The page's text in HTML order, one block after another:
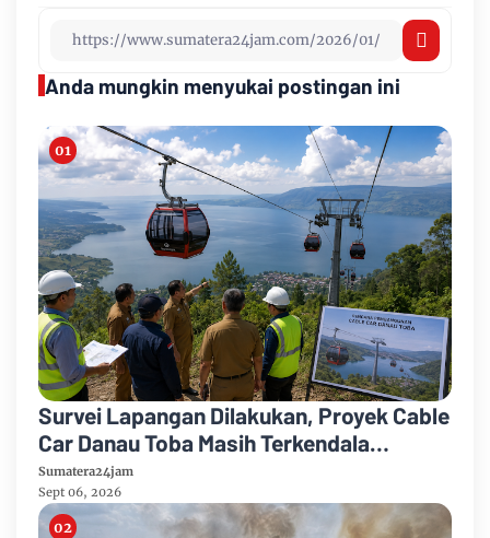
Anda mungkin menyukai postingan ini
Survei Lapangan Dilakukan, Proyek Cable
Car Danau Toba Masih Terkendala
Pembebasan BPHTB di Sebagian Lahan
Sumatera24jam
Sept 06, 2026